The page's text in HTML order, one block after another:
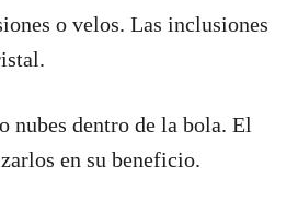
o velos. Las inclusiones
nubes dentro de la bola. El
en su beneficio.